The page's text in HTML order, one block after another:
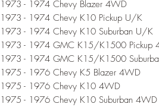
1973 - 1974 Chevy Blazer 4WD
1973 - 1974 Chevy K10 Pickup U/K
1973 - 1974 Chevy K10 Suburban U/K
1973 - 1974 GMC K15/K1500 Pickup
1973 - 1974 GMC K15/K1500
1975 - 1976 Chevy K5 Blazer 4WD
1975 - 1976 Chevy K10 4WD
1975 - 1976 Chevy K10 Suburban 4WD